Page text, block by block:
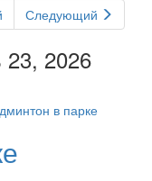
Следующий
23, 2026